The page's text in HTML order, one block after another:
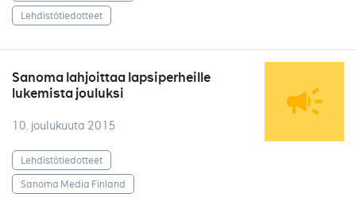
Lehdistötiedotteet
Sanoma lahjoittaa lapsiperheille
lukemista jouluksi
10. joulukuuta 2015
Lehdistötiedotteet
Sanoma Media Finland